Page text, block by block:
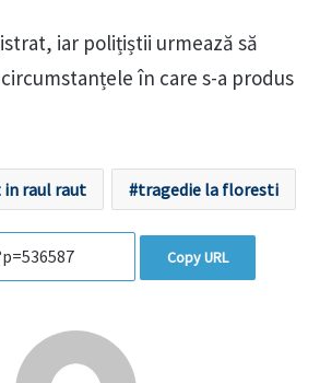
iar polițiștii urmează să
în care s-a produs
raul raut tragedie la floresti
Copy URL